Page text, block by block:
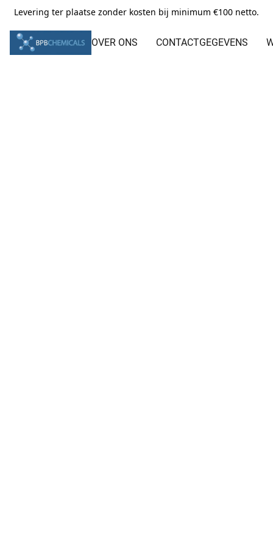
Levering ter plaatse zonder kosten bij minimum €100 netto.
OVER ONS CONTACTGEGEVENS